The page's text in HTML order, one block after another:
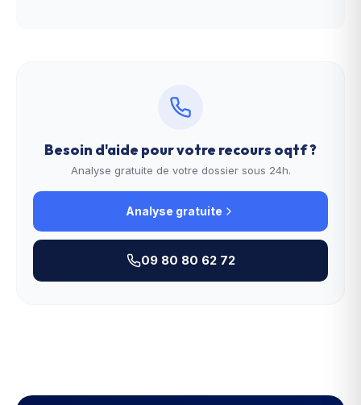
Besoin d'aide pour votre recours oqtf?
Analyse gratuite de votre dossier sous 24h.
Analyse gratuite
09 80 80 62 72